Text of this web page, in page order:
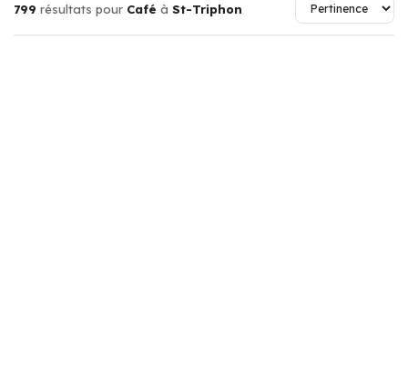
799 résultats pour Café à St-Triphon